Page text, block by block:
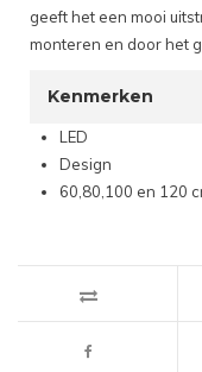
geeft het een mooi
monteren en door het
Kenmerken
LED
Design
60,80,100 en 120